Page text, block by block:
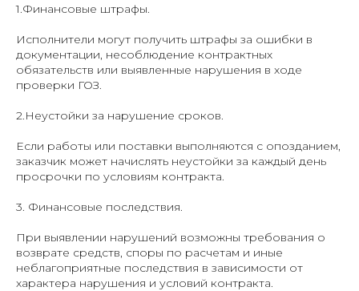
1.Финансовые штрафы.
Исполнители могут получить штрафы за ошибки в
документации, несоблюдение контрактных
обязательств или выявленные нарушения в ходе
проверки ГОЗ.
2.Неустойки за нарушение сроков.
Если работы или поставки выполняются с опозданием,
заказчик может начислять неустойки за каждый день
просрочки по условиям контракта.
3. Финансовые последствия.
При выявлении нарушений возможны требования о
возврате средств, споры по расчетам и иные
неблагоприятные последствия в зависимости от
характера нарушения и условий контракта.